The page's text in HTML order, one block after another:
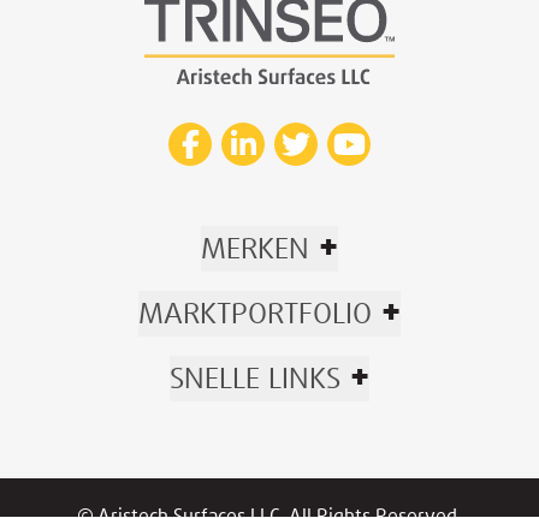
MERKEN +
MARKTPORTFOLIO +
SNELLE LINKS +